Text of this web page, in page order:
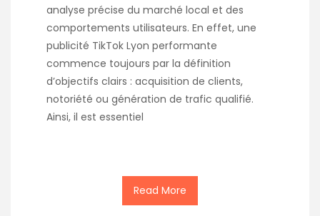
analyse précise du marché local et des
comportements utilisateurs. En effet, une
publicité TikTok Lyon performante
commence toujours par la définition
d’objectifs clairs : acquisition de clients,
notoriété ou génération de trafic qualifié.
Ainsi, il est essentiel
Read More